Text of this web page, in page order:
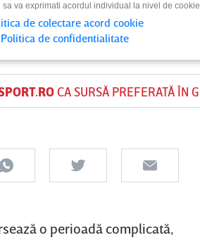
PE 11 MAI 2026
CA SURSĂ PREFERATĂ ÎN
o perioadă complicată,
sa va exprimati acordul individual la nivel de
de colectare acord cookie
Politica de confidentialitate